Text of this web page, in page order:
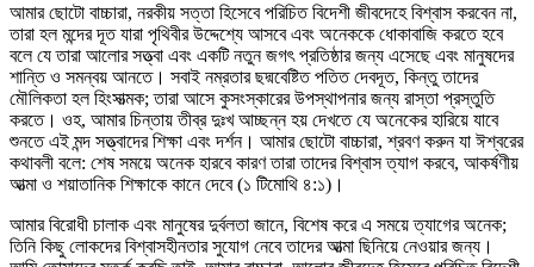
আমার ছোটো বাচ্চারা, নরকীয় সত্তা হিসেবে পরিচিত বিদেশী জীবদেহে বিশ্বাস করবেন না,
তারা হল মন্দের দূত যারা পৃথিবীর উদ্দেশ্যে আসবে এবং অনেককে ধোকাবাজি করতে হবে
বলে যে তারা আলোর সত্ত্বা এবং একটি নতুন জগৎ প্রতিষ্ঠার জন্য এসেছে এবং মানুষদের
শান্তি ও সমন্বয় আনতে। সবাই নম্রতার ছদ্মবেষ্টিত পতিত দেবদূত, কিন্তু তাদের
মৌলিকতা হল হিংসাত্মক; তারা আসে কুসংস্কারের উপস্থাপনার জন্য রাস্তা প্রস্তুতি
করতে। ওহ, আমার চিন্তায় তীব্র দুঃখ আচ্ছন্ন হয় দেখতে যে অনেকের হারিয়ে যাবে
শুনতে এই মন্দ সত্ত্বাদের শিক্ষা এবং দর্শন। আমার ছোটো বাচ্চারা, শ্রবণ করুন যা ঈশ্বরের
কথাবলী বলে: শেষ সময়ে অনেক হারবে কারণ তারা তাদের বিশ্বাস ত্যাগ করবে, আকর্ষণীয়
আত্মা ও শয়াতানিক শিক্ষাকে কানে দেবে (১ টিমোথি ৪:১)।
আমার বিরোধী চালাক এবং মানুষের দুর্বলতা জানে, বিশেষ করে এ সময়ে ত্যাগের অনেক;
তিনি কিছু লোকদের বিশ্বাসহীনতার সুযোগ নেবে তাদের আত্মা ছিনিয়ে নেওয়ার জন্য।